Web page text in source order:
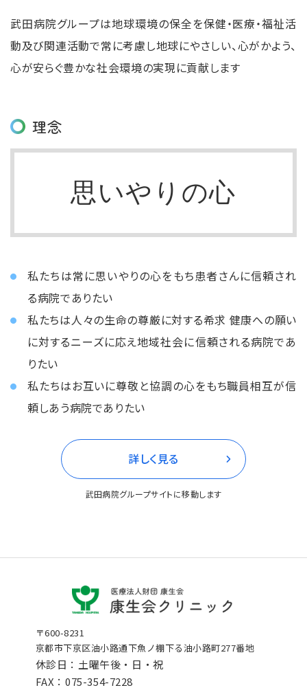
武⽥病院グループは地球環境の保全を保健・医療・福祉活
動及び関連活動で常に考慮し地球にやさしい、⼼がかよう、
⼼が安らぐ豊かな社会環境の実現に貢献します
理念
思いやりの心
私たちは常に思いやりの⼼をもち患者さんに信頼され
る病院でありたい
私たちは⼈々の生命の尊厳に対する希求 健康への願い
に対するニーズに応え地域社会に信頼される病院であ
りたい
私たちはお互いに尊敬と協調の⼼をもち職員相互が信
頼しあう病院でありたい
詳しく⾒る
武⽥病院グループサイトに移動します
〒600-8231
京都市下京区油小路通下魚ノ棚下る油小路町277番地
休診⽇：土曜午後・⽇‧祝
FAX：075-354-7228